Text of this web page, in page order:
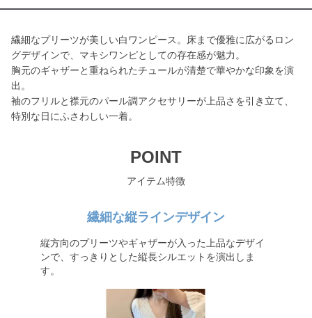
繊細なプリーツが美しい白ワンピース。床まで優雅に広がるロン
グデザインで、マキシワンピとしての存在感が魅力。
胸元のギャザーと重ねられたチュールが清楚で華やかな印象を演
出。
袖のフリルと襟元のパール調アクセサリーが上品さを引き立て、
特別な日にふさわしい一着。
POINT
アイテム特徴
繊細な縦ラインデザイン
縦方向のプリーツやギャザーが入った上品なデザイ
ンで、すっきりとした縦長シルエットを演出しま
す。